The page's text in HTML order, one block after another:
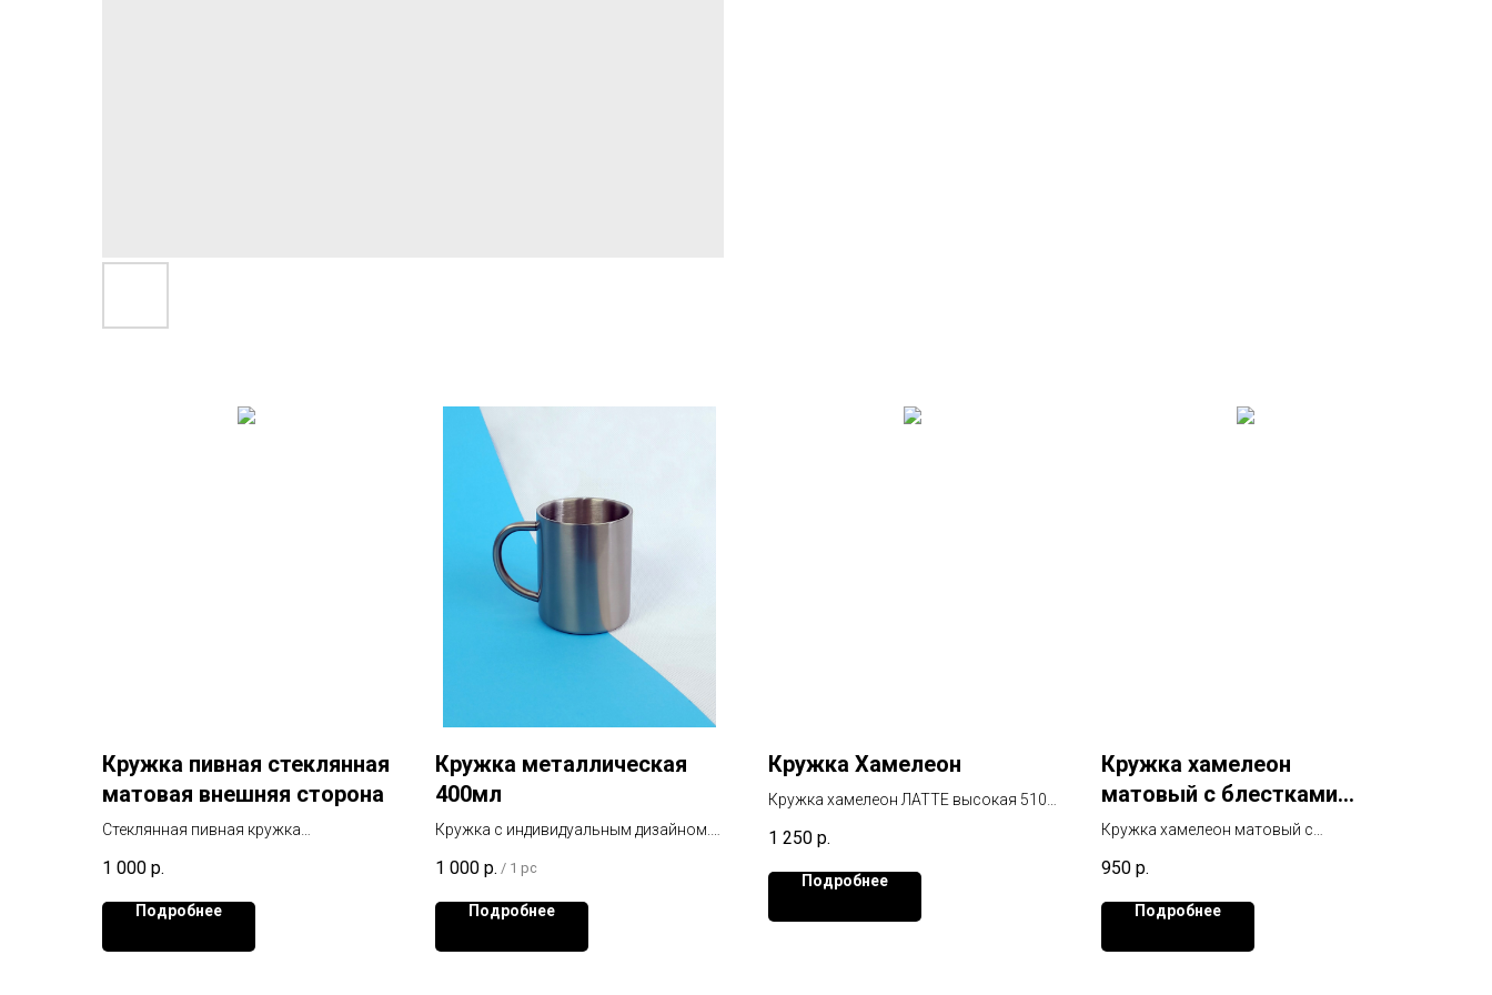
Кружка пивная стеклянная
матовая внешняя сторона
Стеклянная пивная кружка
и имеет низкую цену.
Используйте ее для нанесения
фирменного логотипа и используйте в
PR-акциях. Сублимационное
1 000 р.
Подробнее
Кружка металлическая
400мл
Кружка с индивидуальным дизайном.
1 000 р. / 1 pc
Подробнее
Кружка Хамелеон
Кружка хамелеон ЛАТТЕ высокая 510
1 250 р.
Подробнее
Кружка хамелеон
матовый с блестками
красный
Кружка хамелеон матовый с
950 р.
Подробнее